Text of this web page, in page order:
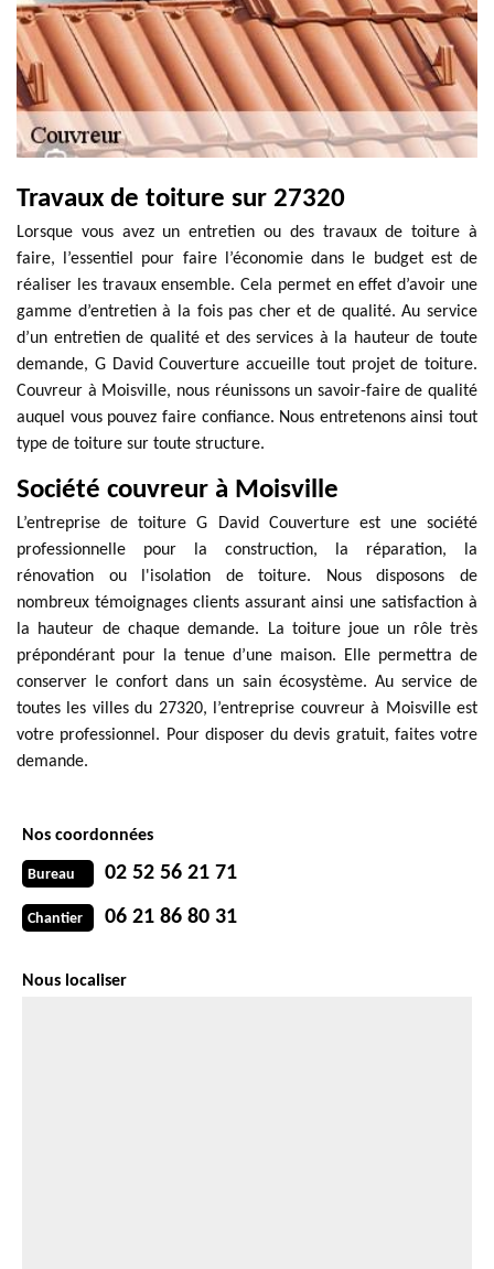
Travaux de toiture sur 27320
Lorsque vous avez un entretien ou des travaux de toiture à
faire, l’essentiel pour faire l’économie dans le budget est de
réaliser les travaux ensemble. Cela permet en effet d’avoir une
gamme d’entretien à la fois pas cher et de qualité. Au service
d’un entretien de qualité et des services à la hauteur de toute
demande, G David Couverture accueille tout projet de toiture.
Couvreur à Moisville, nous réunissons un savoir-faire de qualité
auquel vous pouvez faire confiance. Nous entretenons ainsi tout
type de toiture sur toute structure.
Société couvreur à Moisville
L’entreprise de toiture G David Couverture est une société
professionnelle pour la construction, la réparation, la
rénovation ou l'isolation de toiture. Nous disposons de
nombreux témoignages clients assurant ainsi une satisfaction à
la hauteur de chaque demande. La toiture joue un rôle très
prépondérant pour la tenue d’une maison. Elle permettra de
conserver le confort dans un sain écosystème. Au service de
toutes les villes du 27320, l’entreprise couvreur à Moisville est
votre professionnel. Pour disposer du devis gratuit, faites votre
demande.
Nos coordonnées
Bureau 02 52 56 21 71
Chantier 06 21 86 80 31
Nous localiser